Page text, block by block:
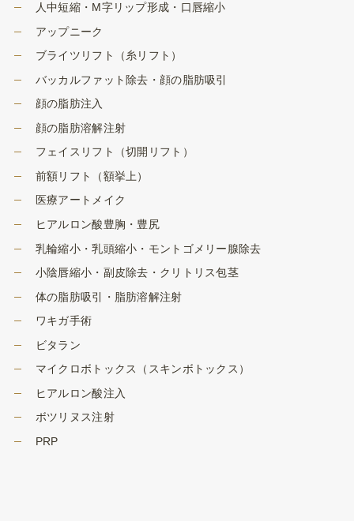
人中短縮・M字リップ形成・口唇縮小
アップニーク
ブライツリフト（糸リフト）
バッカルファット除去・顔の脂肪吸引
顔の脂肪注入
顔の脂肪溶解注射
フェイスリフト（切開リフト）
前額リフト（額挙上）
医療アートメイク
ヒアルロン酸豊胸・豊尻
乳輪縮小・乳頭縮小・モントゴメリー腺除去
小陰唇縮小・副皮除去・クリトリス包茎
体の脂肪吸引・脂肪溶解注射
ワキガ手術
ビタラン
マイクロボトックス（スキンボトックス）
ヒアルロン酸注入
ボツリヌス注射
PRP